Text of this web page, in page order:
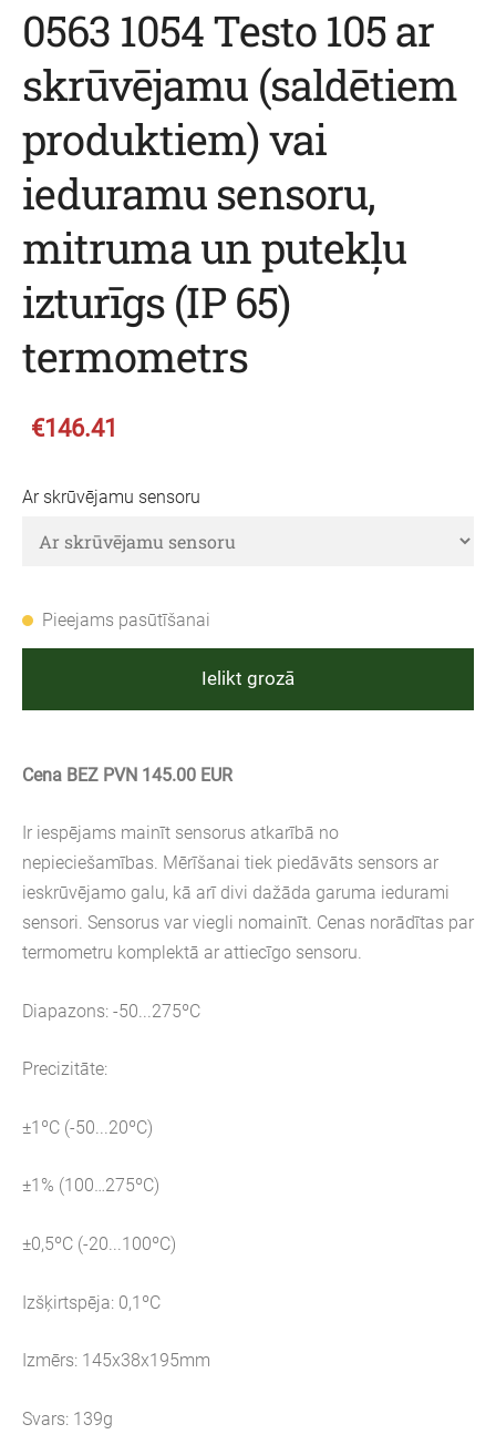
0563 1054 Testo 105 ar
skrūvējamu (saldētiem
produktiem) vai
ieduramu sensoru,
mitruma un putekļu
izturīgs (IP 65)
termometrs
€146.41
Ar skrūvējamu sensoru
Pieejams pasūtīšanai
Ielikt grozā
Cena BEZ PVN 145.00 EUR
Ir iespējams mainīt sensorus atkarībā no
nepieciešamības. Mērīšanai tiek piedāvāts sensors ar
ieskrūvējamo galu, kā arī divi dažāda garuma iedurami
sensori. Sensorus var viegli nomainīt. Cenas norādītas par
termometru komplektā ar attiecīgo sensoru.
Diapazons: -50...275ºC
Precizitāte:
±1ºC (-50...20ºC)
±1% (100…275ºC)
±0,5ºC (-20...100ºC)
Izšķirtspēja: 0,1ºC
Izmērs: 145x38x195mm
Svars: 139g